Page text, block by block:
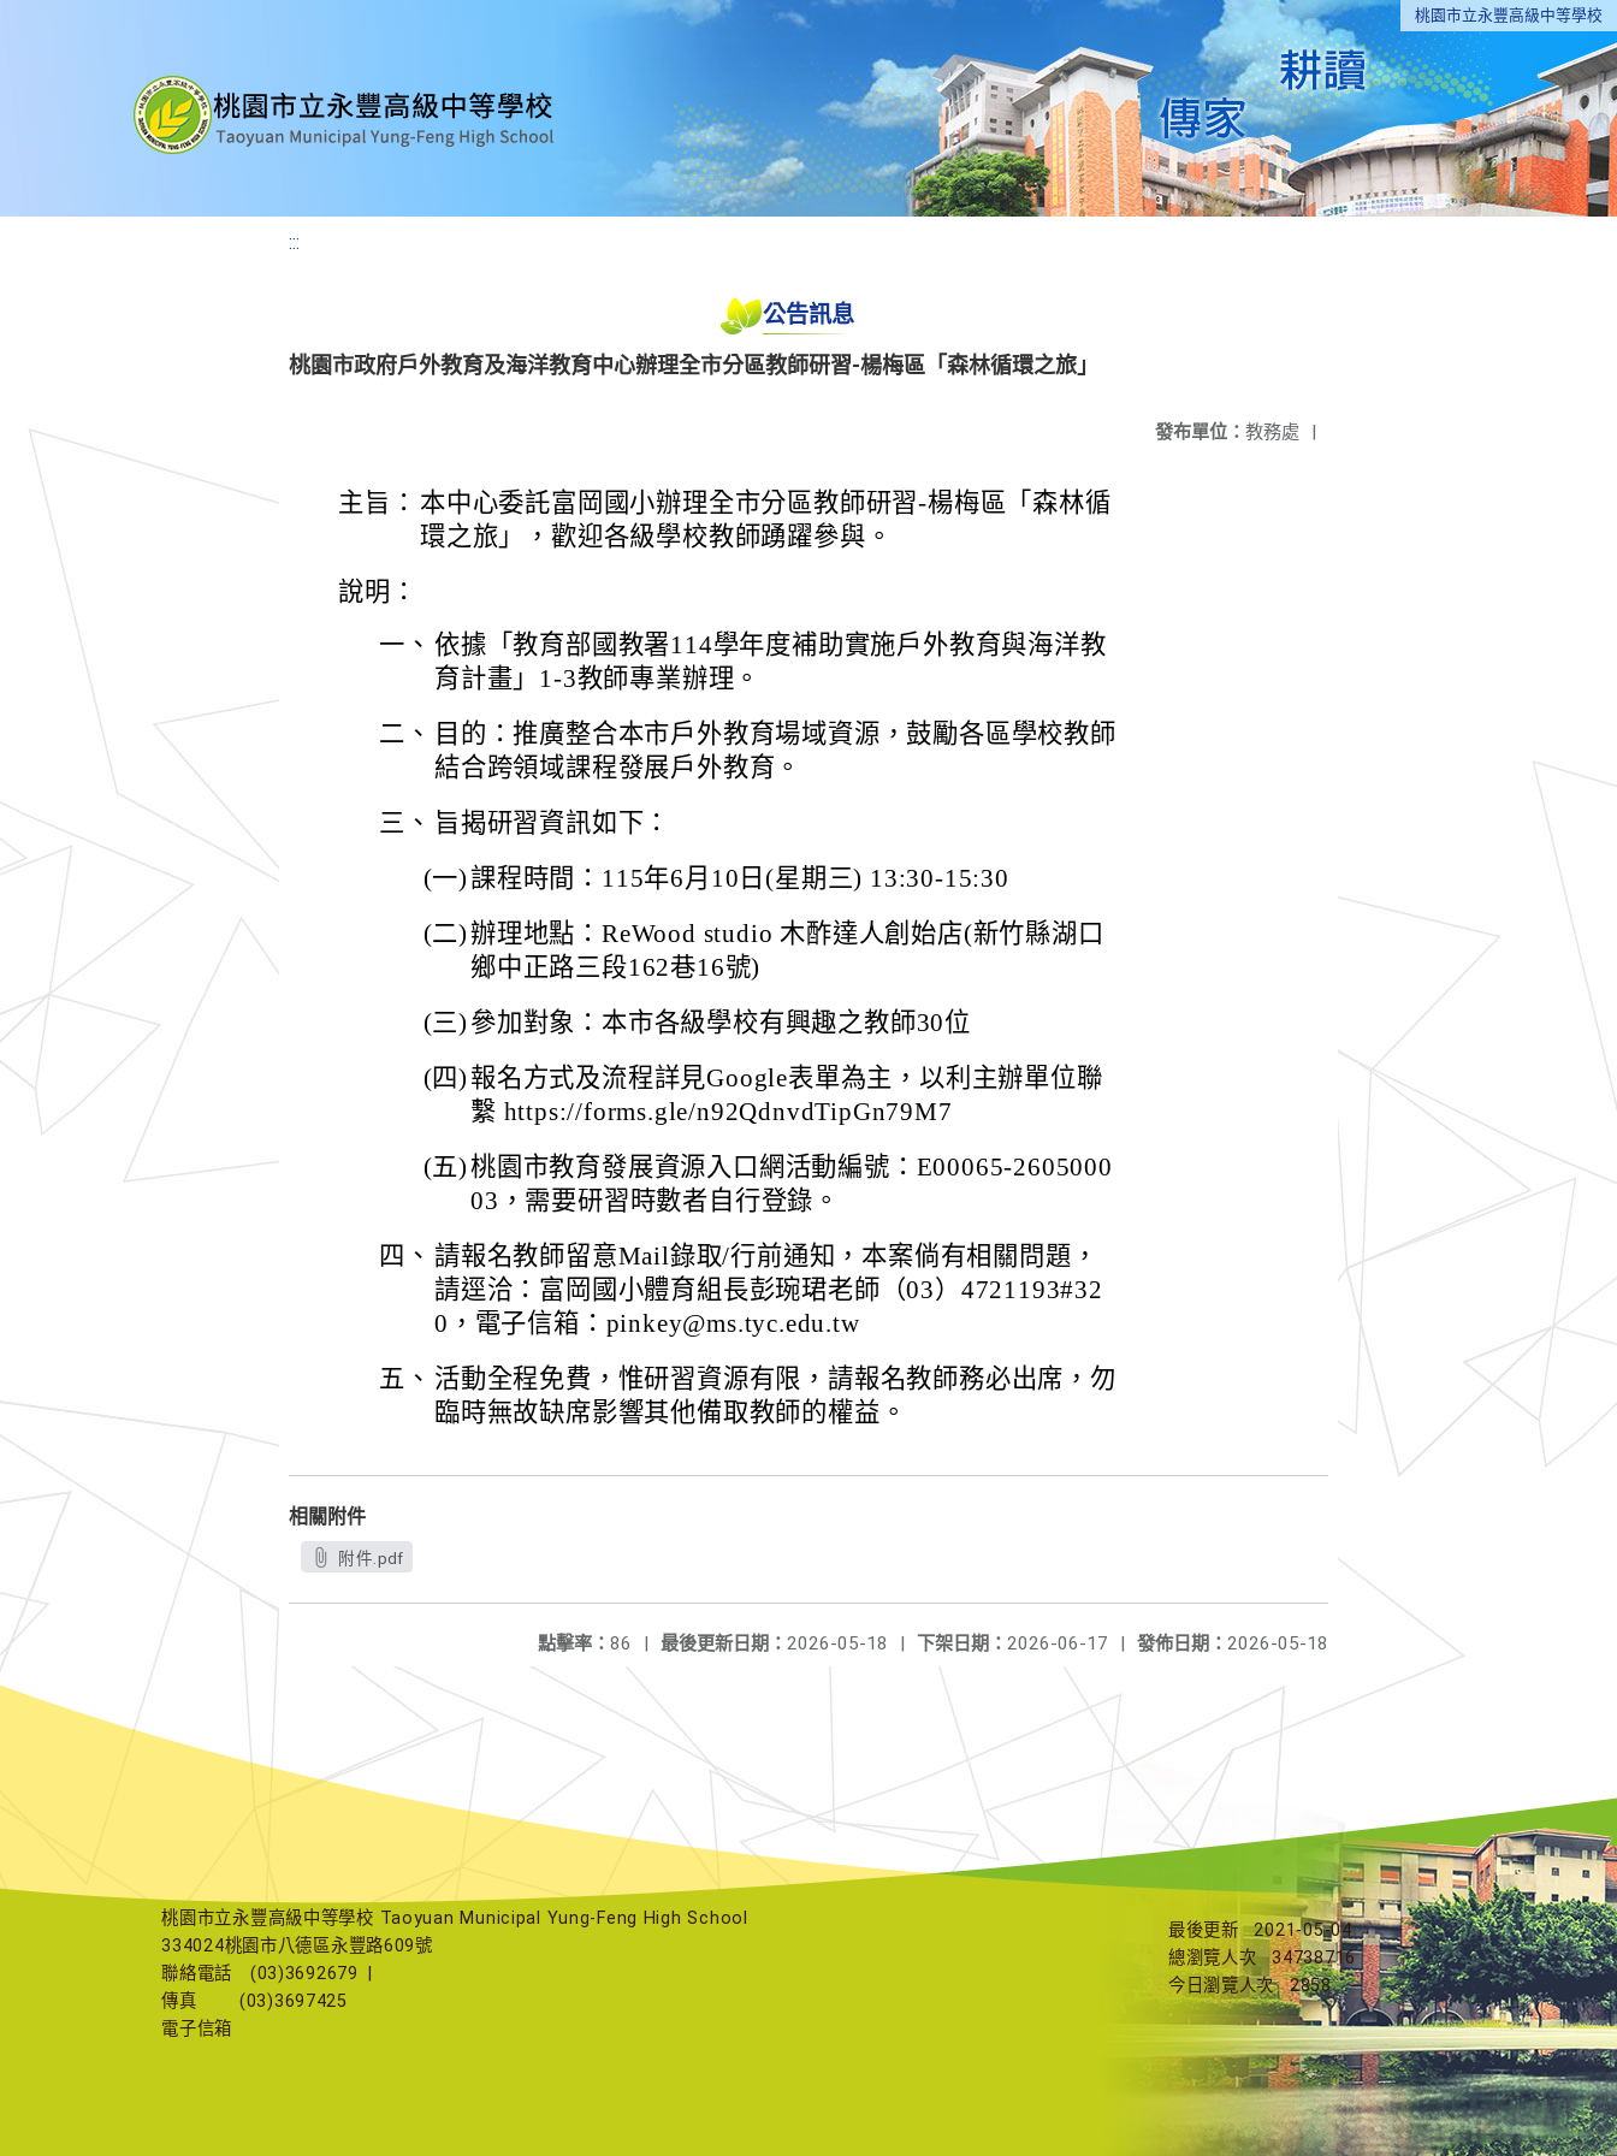
桃園市立永豐高級中等學校
:::
公告訊息
桃園市政府戶外教育及海洋教育中心辦理全市分區教師研習-楊梅區「森林循環之旅」
發布單位： 教務處 |
主旨： 本中心委託富岡國小辦理全市分區教師研習-楊梅區「森林循
環之旅」，歡迎各級學校教師踴躍參與。
說明：
一、 依據「教育部國教署114學年度補助實施戶外教育與海洋教
育計畫」1-3教師專業辦理。
二、
目的：推廣整合本市戶外教育場域資源，鼓勵各區學校教師
結合跨領域課程發展戶外教育。
三、 旨揭研習資訊如下：
(一)課程時間：115年6月10日(星期三) 13:30-15:30
(二)辦理地點：ReWood studio 木酢達人創始店(新竹縣湖口
鄉中正路三段162巷16號)
(三) 參加對象：本市各級學校有興趣之教師30位
(四) 報名方式及流程詳見Google表單為主，以利主辦單位聯
繫 https://forms.gle/n92QdnvdTipGn79M7
(五)桃園市教育發展資源入口網活動編號：E00065-2605000
03，需要研習時數者自行登錄。
四、 請報名教師留意Mail錄取/行前通知，本案倘有相關問題，
請逕洽：富岡國小體育組長彭琬珺老師（03）4721193#32
0，電子信箱：pinkey@ms.tyc.edu.tw
五、 活動全程免費，惟研習資源有限，請報名教師務必出席，勿
臨時無故缺席影響其他備取教師的權益。
相關附件
附件.pdf
發佈日期： 2026-05-18
下架日期： 2026-06-17 |
最後更新日期： 2026-05-18 |
點擊率： 86 |
桃園市立永豐高級中等學校 Taoyuan Municipal Yung-Feng High School
334024桃園市八德區永豐路609號
聯絡電話
(03)3692679
傳真
(03)3697425
電子信箱
最後更新
2021-05-04
總瀏覽人次
34738716
今日瀏覽人次
2858